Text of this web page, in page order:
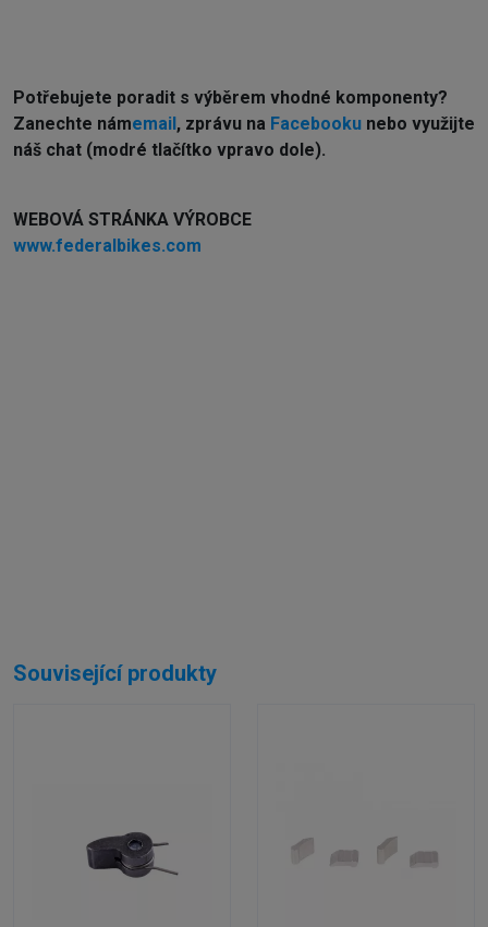
Potřebujete poradit s výběrem vhodné komponenty?
Zanechte námemail, zprávu na Facebooku nebo využijte
náš chat (modré tlačítko vpravo dole).
WEBOVÁ STRÁNKA VÝROBCE
www.federalbikes.com
Související produkty